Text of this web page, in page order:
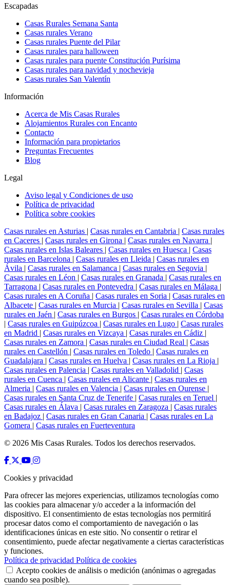
Escapadas
Casas Rurales Semana Santa
Casas rurales Verano
Casas rurales Puente del Pilar
Casas rurales para halloween
Casas rurales para puente Constitución Purísima
Casas rurales para navidad y nochevieja
Casas rurales San Valentín
Información
Acerca de Mis Casas Rurales
Alojamientos Rurales con Encanto
Contacto
Información para propietarios
Preguntas Frecuentes
Blog
Legal
Aviso legal y Condiciones de uso
Política de privacidad
Política sobre cookies
Casas rurales en Asturias | Casas rurales en Cantabria | Casas rurales
en Caceres | Casas rurales en Girona | Casas rurales en Navarra |
Casas rurales en Islas Baleares | Casas rurales en Huesca | Casas
rurales en Barcelona | Casas rurales en Lleida | Casas rurales en
Ávila | Casas rurales en Salamanca | Casas rurales en Segovia |
Casas rurales en Léon | Casas rurales en Granada | Casas rurales en
Tarragona | Casas rurales en Pontevedra | Casas rurales en Málaga |
Casas rurales en A Coruña | Casas rurales en Soria | Casas rurales en
Albacete | Casas rurales en Murcia | Casas rurales en Sevilla | Casas
rurales en Jaén | Casas rurales en Burgos | Casas rurales en Córdoba
| Casas rurales en Guipúzcoa | Casas rurales en Lugo | Casas rurales
en Madrid | Casas rurales en Vizcaya | Casas rurales en Cádiz |
Casas rurales en Zamora | Casas rurales en Ciudad Real | Casas
rurales en Castellón | Casas rurales en Toledo | Casas rurales en
Guadalajara | Casas rurales en Huelva | Casas rurales en La Rioja |
Casas rurales en Palencia | Casas rurales en Valladolid | Casas
rurales en Cuenca | Casas rurales en Alicante | Casas rurales en
Almeria | Casas rurales en Valencia | Casas rurales en Ourense |
Casas rurales en Santa Cruz de Tenerife | Casas rurales en Teruel |
Casas rurales en Álava | Casas rurales en Zaragoza | Casas rurales
en Badajoz | Casas rurales en Gran Canaria | Casas rurales en La
Gomera | Casas rurales en Fuerteventura
© 2026 Mis Casas Rurales. Todos los derechos reservados.
Cookies y privacidad
Para ofrecer las mejores experiencias, utilizamos tecnologías como
las cookies para almacenar y/o acceder a la información del
dispositivo. El consentimiento de estas tecnologías nos permitirá
procesar datos como el comportamiento de navegación o las
identificaciones únicas en este sitio. No consentir o retirar el
consentimiento, puede afectar negativamente a ciertas características
y funciones.
Política de privacidad Política de cookies
Acepto cookies de análisis o medición (anónimas o agregadas
cuando sea posible).